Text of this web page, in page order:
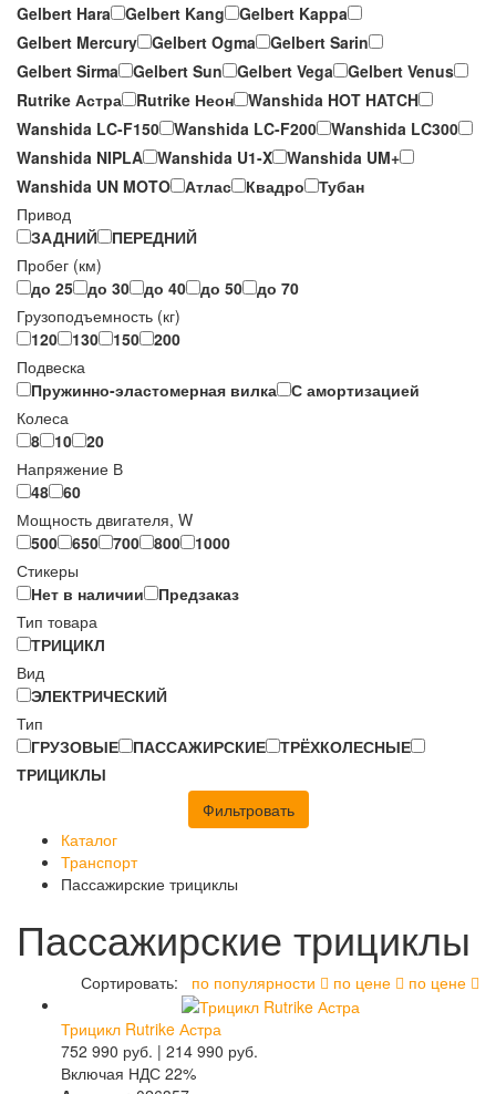
Gelbert Hara
Gelbert Kang
Gelbert Kappa
Gelbert Mercury
Gelbert Ogma
Gelbert Sarin
Gelbert Sirma
Gelbert Sun Gelbert Vega
Gelbert Venus
Rutrike Астра
Rutrike Неон
Wanshida HOT HATCH
Wanshida LC-F150
Wanshida LC-F200
Wanshida LC300
Wanshida NIPLA
Wanshida U1-X
Wanshida UM+
Wanshida UN MOTO
Атлас Квадро
Тубан
Привод
ЗАДНИЙ
ПЕРЕДНИЙ
Пробег (км)
до 25
до 30 до 40 до 50
до 70
Грузоподъемность (кг)
120
130 150
200
Подвеска
Пружинно-эластомерная вилка
С амортизацией
Колеса
8
10
20
Напряжение В
48
60
Мощность двигателя, W
500
650 700 800
1000
Стикеры
Нет в наличии
Предзаказ
Тип товара
ТРИЦИКЛ
Вид
ЭЛЕКТРИЧЕСКИЙ
Тип
ГРУЗОВЫЕ
ПАССАЖИРСКИЕ
ТРЁХКОЛЕСНЫЕ
ТРИЦИКЛЫ
Фильтровать
Каталог
Транспорт
Пассажирские трициклы
Пассажирские трициклы
Сортировать: по популярности по цене по цене
Трицикл Rutrike Астра
752 990 руб. | 214 990 руб.
Включая НДС 22%